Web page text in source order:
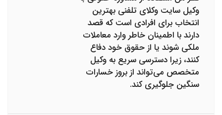
وکیل سایت وکلای تلفنی بهترین
انتخاب برای افرادی است که قصد
دارند با اطمینان خاطر وارد معاملات
ملکی شوند یا از حقوق خود دفاع
کنند، زیرا دسترسی سریع به وکیل
متخصص می‌تواند از بروز خسارات
سنگین جلوگیری کند.